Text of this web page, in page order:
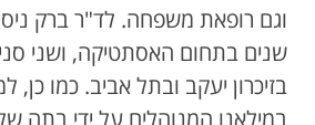
וגם רופאת משפחה. לד"ר ברק
שנים בתחום האסתטיקה, ושני
בזיכרון יעקב ובתל אביב. כמו כן,
במילאנו המנוהלים על ידי בתה